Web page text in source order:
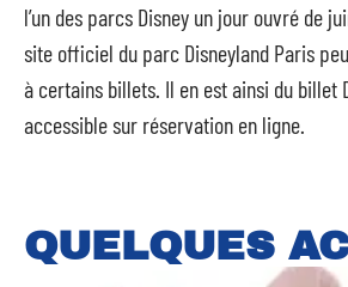
l’un des parcs Disney un jour ouvré de
site officiel du parc Disneyland Paris
à certains billets. Il en est ainsi du billet
accessible sur réservation en ligne.
QUELQUES